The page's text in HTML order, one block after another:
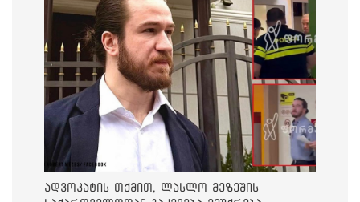
ადვოკატის თქმით, ლასლო მეზეშის